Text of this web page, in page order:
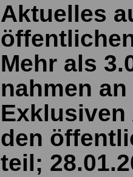
Aktuelles
Mehr als
nahmen
Exklusiven
den
teil;